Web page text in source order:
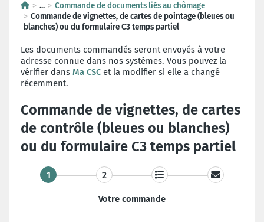
...
Commande de documents liés au chômage
Commande de vignettes, de cartes de pointage (bleues ou
blanches) ou du formulaire C3 temps partiel
Les documents commandés seront envoyés à votre
adresse connue dans nos systèmes. Vous pouvez la
vérifier dans Ma CSC et la modifier si elle a changé
récemment.
Commande de vignettes, de cartes
de contrôle (bleues ou blanches)
ou du formulaire C3 temps partiel
1 2
Votre commande